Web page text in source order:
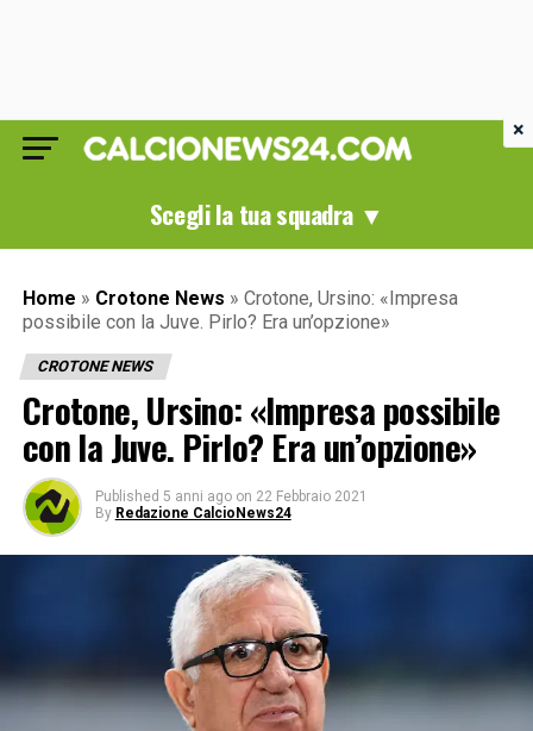
Scegli la tua squadra ▼
Home » Crotone News » Crotone, Ursino: «Impresa
possibile con la Juve. Pirlo? Era un’opzione»
CROTONE NEWS
Crotone, Ursino: «Impresa possibile
con la Juve. Pirlo? Era un’opzione»
Published 5 anni ago on 22 Febbraio 2021
By Redazione CalcioNews24
×